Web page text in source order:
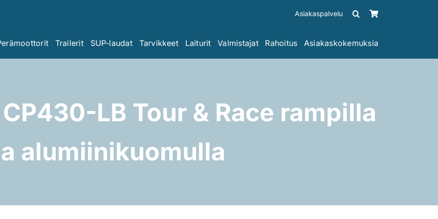
Asiakaspalvelu
Trailerit SUP-laudat Tarvikkeet Laiturit Valmistajat Rahoitus Asiakaskokemuksia
LB Tour & Race rampilla
alumiinikuomulla